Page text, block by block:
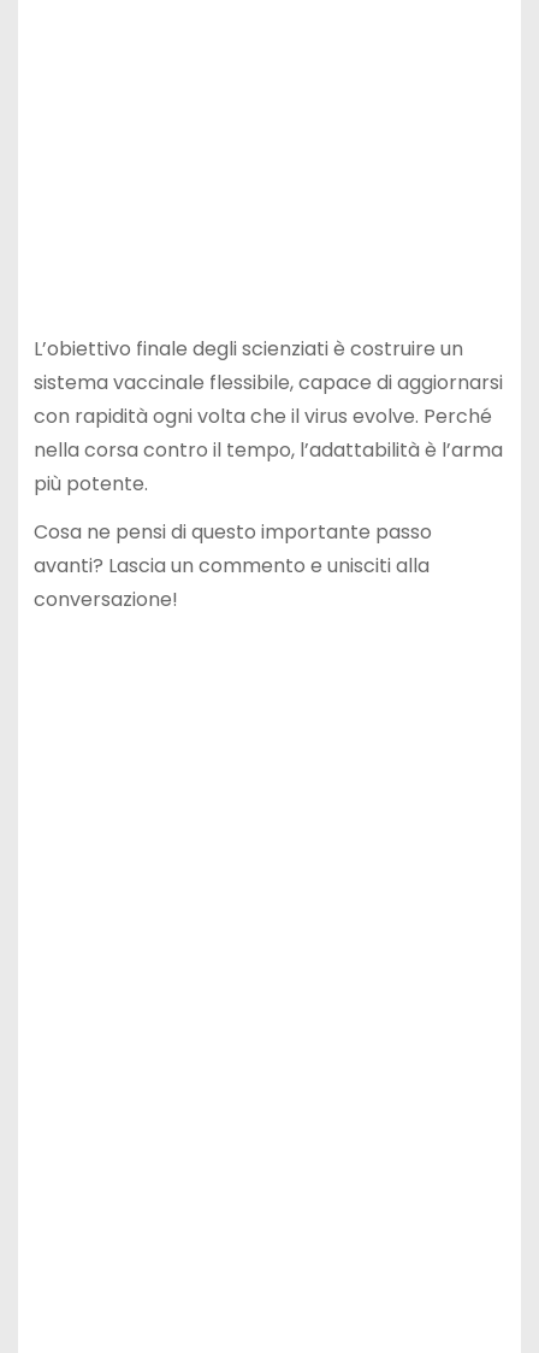
L’obiettivo finale degli scienziati è costruire un
sistema vaccinale flessibile, capace di aggiornarsi
con rapidità ogni volta che il virus evolve. Perché
nella corsa contro il tempo, l’adattabilità è l’arma
più potente.
Cosa ne pensi di questo importante passo
avanti? Lascia un commento e unisciti alla
conversazione!